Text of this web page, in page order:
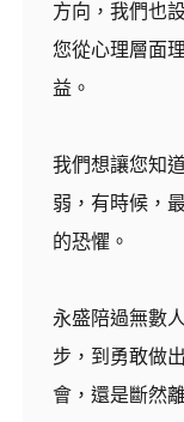
方向，我們也
您從心理層面
益。
我們想讓您知
弱，有時候，
的恐懼。
永盛陪過無數
步，到勇敢做
會，還是斷然